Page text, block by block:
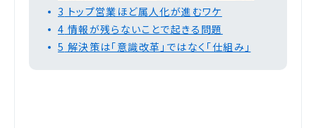
3 トップ営業ほど属人化が進むワケ
4 情報が残らないことで起きる問題
5 解決策は「意識改革」ではなく「仕組み」